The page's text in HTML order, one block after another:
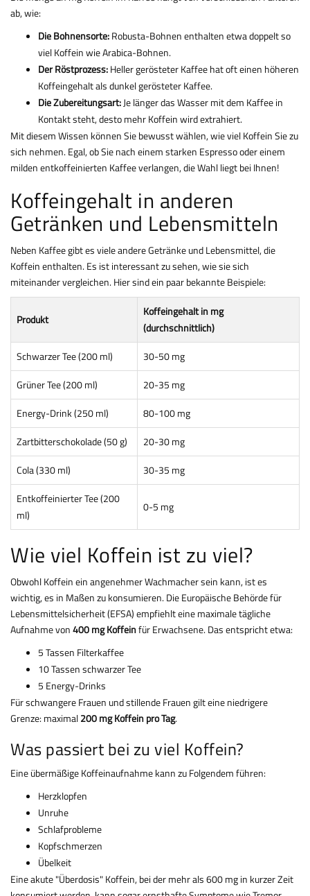
ab, wie:
Die Bohnensorte:Robusta-Bohnen enthalten etwa doppelt so
viel Koffein wie Arabica-Bohnen.
Der Röstprozess:Heller gerösteter Kaffee hat oft einen höheren
Koffeingehalt als dunkel gerösteter Kaffee.
Die Zubereitungsart:Je länger das Wasser mit dem Kaffee in
Kontakt steht, desto mehr Koffein wird extrahiert.
Mit diesem Wissen können Sie bewusst wählen, wie viel Koffein Sie zu
sich nehmen. Egal, ob Sie nach einem starken Espresso oder einem
milden entkoffeinierten Kaffee verlangen, die Wahl liegt bei Ihnen!
Koffeingehalt in anderen
Getränken und Lebensmitteln
Neben Kaffee gibt es viele andere Getränke und Lebensmittel, die
Koffein enthalten. Es ist interessant zu sehen, wie sie sich
miteinander vergleichen. Hier sind ein paar bekannte Beispiele:
Produkt
Koffeingehalt in mg
(durchschnittlich)
Schwarzer Tee (200 ml)
30-50 mg
Grüner Tee (200 ml)
20-35 mg
Energy-Drink (250 ml)
80-100 mg
Zartbitterschokolade (50 g)
20-30 mg
Cola (330 ml)
30-35 mg
Entkoffeinierter Tee (200
ml)
0-5 mg
Wie viel Koffein ist zu viel?
Obwohl Koffein ein angenehmer Wachmacher sein kann, ist es
wichtig, es in Maßen zu konsumieren. Die Europäische Behörde für
Lebensmittelsicherheit (EFSA) empfiehlt eine maximale tägliche
Aufnahme von400 mg Koffeinfür Erwachsene. Das entspricht etwa:
5 Tassen Filterkaffee
10 Tassen schwarzer Tee
5 Energy-Drinks
Für schwangere Frauen und stillende Frauen gilt eine niedrigere
Grenze: maximal200 mg Koffein pro Tag.
Was passiert bei zu viel Koffein?
Eine übermäßige Koffeinaufnahme kann zu Folgendem führen:
Herzklopfen
Unruhe
Schlafprobleme
Kopfschmerzen
Übelkeit
Eine akute "Überdosis" Koffein, bei der mehr als 600 mg in kurzer Zeit